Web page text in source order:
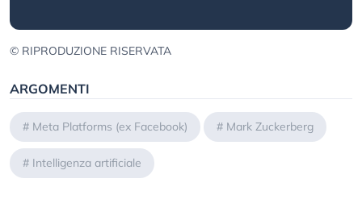
© RIPRODUZIONE RISERVATA
ARGOMENTI
# Meta Platforms (ex Facebook) # Mark Zuckerberg
# Intelligenza artificiale